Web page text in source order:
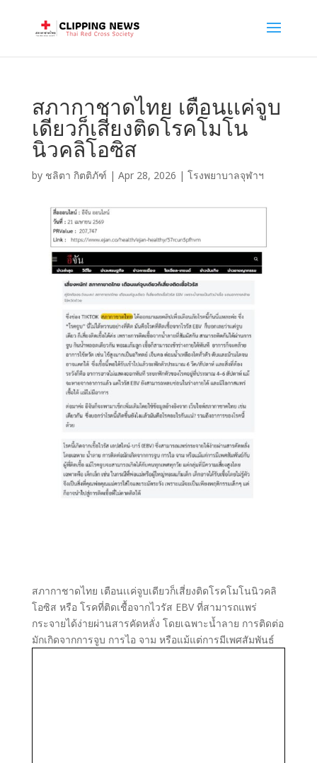
สภากาชาดไทย เตือนเเค่จูบ
เดียวก็เสี่ยงติดโรคโมโน
นิวคลิโอซิส
by ชลิตา กิตติภัฑ์ | Apr 28, 2026 | โรงพยาบาลจุฬาฯ
สภากาชาดไทย เตือนเเค่จูบเดียวก็เสี่ยงติดโรคโมโนนิวคลิ
โอซิส หรือ โรคที่ติดเชื้อจากไวรัส EBV ที่สามารถแพร่
กระจายได้ง่ายผ่านสารคัดหลั่ง โดยเฉพาะน้ำลาย การติดต่อ
มักเกิดจากการจูบ การไอ จาม หรือแม้แต่การมีเพศสัมพันธ์